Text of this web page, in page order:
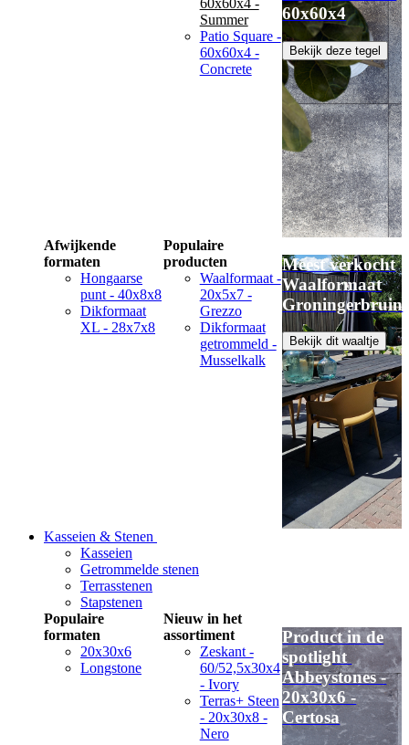
60x60x4 -
Summer
Patio Square -
60x60x4 -
Concrete
60x60x4
Bekijk deze tegel
Afwijkende
formaten
Hongaarse
punt - 40x8x8
Dikformaat
XL - 28x7x8
Populaire
producten
Waalformaat -
20x5x7 -
Grezzo
Dikformaat
getrommeld -
Musselkalk
Meest verkocht
Waalformaat
Groningerbruin
Bekijk dit waaltje
Kasseien & Stenen
Kasseien
Getrommelde stenen
Terrasstenen
Stapstenen
Populaire
formaten
20x30x6
Longstone
Nieuw in het
assortiment
Zeskant -
60/52,5x30x4
- Ivory
Terras+ Steen
- 20x30x8 -
Nero
Product in de
spotlight
Abbeystones -
20x30x6 -
Certosa